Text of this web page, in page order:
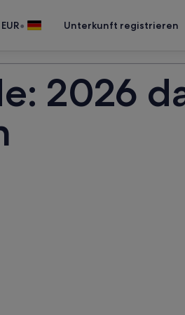
EUR• Unterkunft registrieren
2026